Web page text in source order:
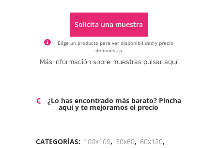
Solicita una muestra
Elige un producto para ver disponibilidad y precio
de muestra
Alternative:
Más información sobre muestras pulsar aquí
¿Lo has encontrado más barato? Pincha
aquí y te mejoramos el precio
CATEGORÍAS: 100x100, 30x60, 60x120,